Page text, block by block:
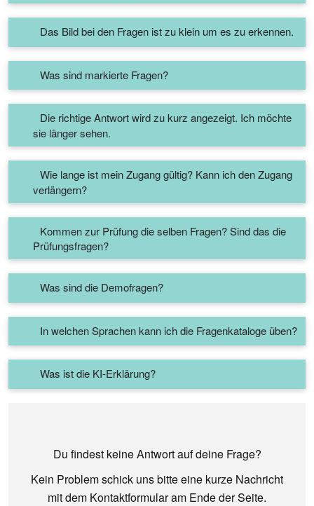
Das Bild bei den Fragen ist zu klein um es zu erkennen.
Was sind markierte Fragen?
Die richtige Antwort wird zu kurz angezeigt. Ich möchte
sie länger sehen.
Wie lange ist mein Zugang gültig? Kann ich den Zugang
verlängern?
Kommen zur Prüfung die selben Fragen? Sind das die
Prüfungsfragen?
Was sind die Demofragen?
In welchen Sprachen kann ich die Fragenkataloge üben?
Was ist die KI-Erklärung?
Du findest keine Antwort auf deine Frage?
Kein Problem schick uns bitte eine kurze Nachricht
mit dem Kontaktformular am Ende der Seite.